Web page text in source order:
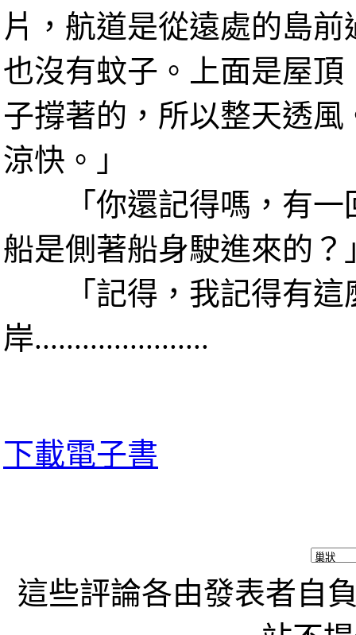
片，航道是從遠處的島
也沒有蚊子。上面是屋
子撐著的，所以整天透
涼快。」
「你還記得嗎，有一
船是側著船身駛進來的？
「記得，我記得有這
岸......................
下載電子書
這些評論各由發表者自